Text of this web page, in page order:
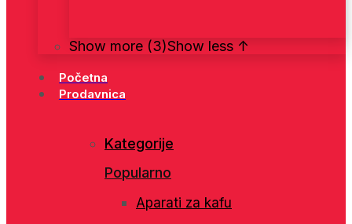
Show more (3)Show less ↑
Početna
Prodavnica
Kategorije
Popularno
Aparati za kafu